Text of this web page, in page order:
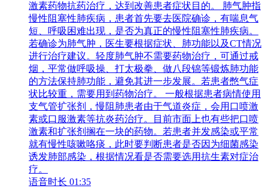
激素药物抗药治疗，达到改善患者症状目的。 肺气肿指
慢性阻塞性肺疾病，患者首先要去医院确诊，有喘息气
短、呼吸困难出现，是否为真正的慢性阻塞性肺疾病。
若确诊为肺气肿，医生要根据症状、肺功能以及CT情况
进行治疗建议。轻度肺气肿不需要药物治疗，可通过戒
烟，平常做呼吸操、打太极拳、做八段锦等锻炼肺功能
的方法保持肺功能，避免其进一步发展。若患者憋气症
状比较重，需要用到药物治疗。 一般根据患者病情使用
支气管扩张剂，慢阻肺患者由于气道炎症，会用口喷激
素或口服激素等抗炎药治疗。目前市面上也有些把口喷
激素和扩张剂搁在一块的药物。若患者并发感染或平常
就有慢性咳嗽咯痰，此时要判断患者是否因为细菌感染
诱发肺部感染，根据情况看是否需要选用抗生素对症治
疗。
语音时长 01:35